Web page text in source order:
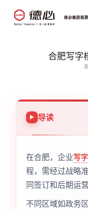
合肥写字
导读
在合肥，企业写
程，需经过战略
同签订和后期运
不同区域如政务